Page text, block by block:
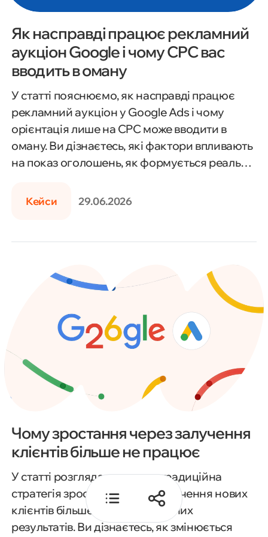
02. Визначення викликів
03. Стратегія
05. Результати
06. Висновки
Кейси 29.06.2026
Як насправді працює рекламний
аукціон Google і чому CPC вас
вводить в оману
У статті пояснюємо, як насправді працює
рекламний аукціон у Google Ads і чому
орієнтація лише на CPC може вводити в
оману. Ви дізнаєтесь, які фактори впливають
на показ оголошень, як формується реальна
оголошень, релевантність і поведінкові
варто звертати увагу замість CPC для
Чому зростання через залучення
клієнтів більше не працює
У статті розглядаємо, чому традиційна
стратегія зростання через залучення нових
клієнтів більше не дає очікуваних
результатів. Ви дізнаєтесь, як змінюється